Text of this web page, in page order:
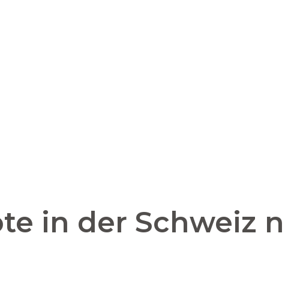
in der Schweiz